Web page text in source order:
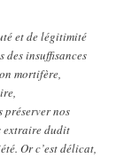
et de légitimité
des insuffisances
mortifère,
préserver nos
extraire dudit
Or c’est délicat,